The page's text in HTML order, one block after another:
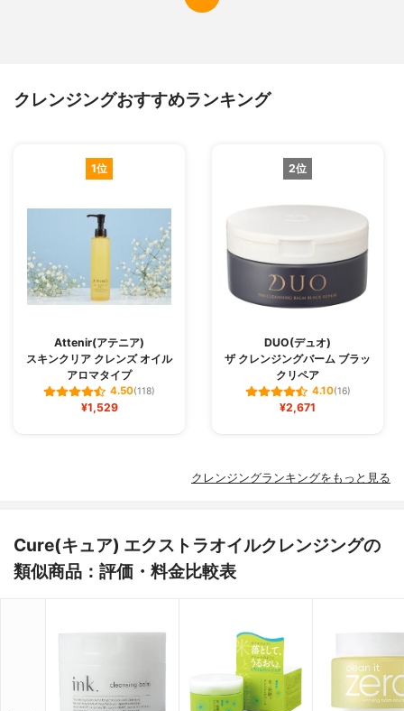
クレンジングおすすめランキング
1位
Attenir(アテニア)
スキンクリア クレンズ オイル
アロマタイプ
4.50(118)
¥1,529
2位
DUO(デュオ)
ザ クレンジングバーム ブラッ
クリペア
4.10(16)
¥2,671
クレンジングランキングをもっと見る
Cure(キュア) エクストラオイルクレンジングの
類似商品：評価・料金比較表